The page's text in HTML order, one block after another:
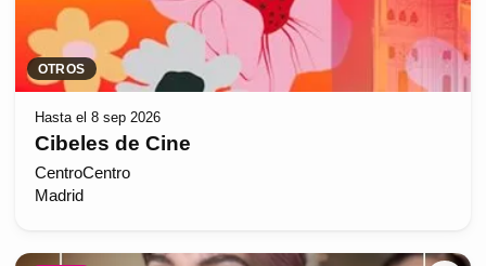
OTROS
Hasta el 8 sep 2026
Cibeles de Cine
CentroCentro
Madrid